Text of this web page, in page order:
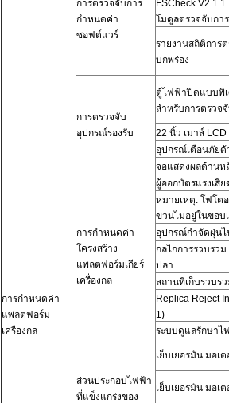
การตรวจจับการ
กำหนดค่า
ซอฟต์แวร์
FSCheck V2.1.1
โมดูลตรวจจับกา
รายงานสถิติการ
บกพร่อง
การตรวจจับ
อุปกรณ์รองรับ
ตู้ไฟฟ้าปิดแบบพิ
สำหรับการตรวจ
22 นิ้ว เมาส์
อุปกรณ์เตือนภัยด้
จอแสดงผลด้านห
การกำหนดค่า
แพลตฟอร์ม
เครื่องกล
การกำหนดค่า
โครงสร้าง
แพลตฟอร์มเกียร์
เครื่องกล
ผู้ออกบัตรแรงเสี
หมายเหตุ: โฟโ
ข่วนไม่อยู่ในขอบ
อุปกรณ์กำจัดฝุ่น
กลไกการรวบรว
ปลา
สถานที่เก็บรวบร
Replica Reject
1)
ระบบดูแลรักษาไ
ส่วนประกอบไฟฟ้า
ที่แข็งแกร่งของ
เย็บเยอรมัน มอเ
เย็บเยอรมัน มอเต